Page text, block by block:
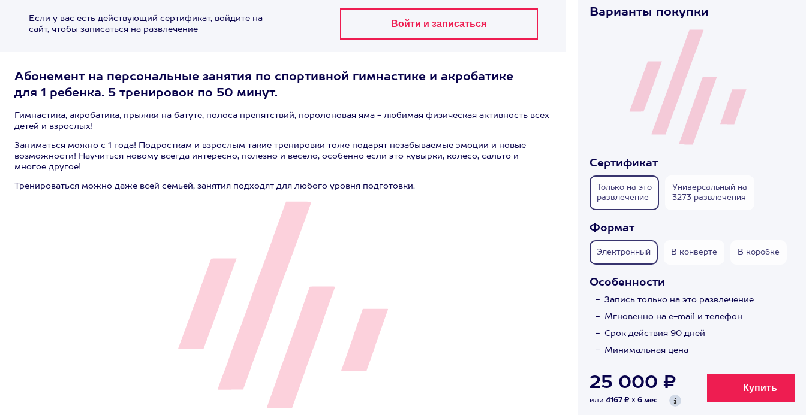
Если у вас есть действующий сертификат, войдите на
сайт, чтобы записаться на развлечение
Абонемент на персональные занятия по спортивной гимнастике и акробатике
для 1 ребенка. 5 тренировок по 50 минут.
Гимнастика, акробатика, прыжки на батуте, полоса препятствий, поролоновая яма - любимая физическая активность всех
детей и взрослых!
Заниматься можно с 1 года! Подросткам и взрослым такие тренировки тоже подарят незабываемые эмоции и новые
возможности! Научиться новому всегда интересно, полезно и весело, особенно если это кувырки, колесо, сальто и
многое другое!
Тренироваться можно даже всей семьей, занятия подходят для любого уровня подготовки.
Варианты покупки
Сертификат
Только на это
развлечение
Универсальный на
3273 развлечения
Формат
Электронный В конверте В коробке
Особенности
Запись только на это развлечение
Мгновенно на e-mail и телефон
Срок действия 90 дней
Минимальная цена
25 000 ₽
или 4167 ₽ × 6 мес